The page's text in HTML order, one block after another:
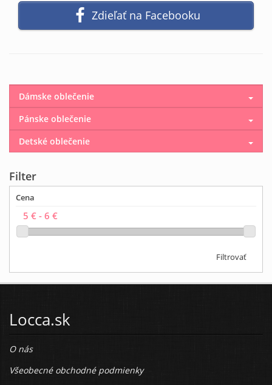
Zdieľať na Facebooku
Dámske oblečenie
Pánske oblečenie
Detské oblečenie
Filter
Cena
Filtrovať
Locca.sk
O nás
Všeobecné obchodné podmienky